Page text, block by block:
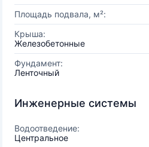
Площадь подвала, м²:
Крыша:
Железобетонные
Фундамент:
Ленточный
Инженерные системы
Водоотведение:
Центральное